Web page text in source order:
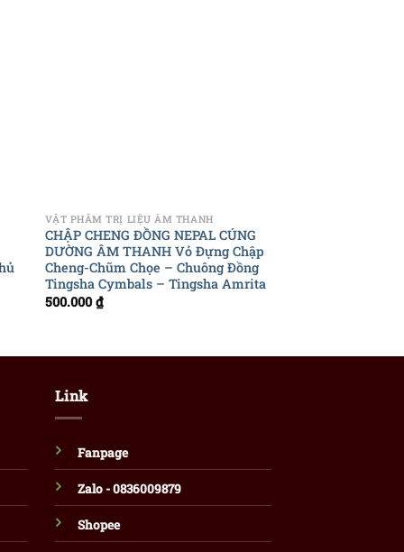
VẬT PHẨM TRỊ LIỆU ÂM THANH
CHẬP CHENG ĐỒNG NEPAL CÚNG
DƯỜNG ÂM THANH Vỏ Đựng Chập
Cheng-Chũm Chọe – Chuông Đồng
Tingsha Cymbals – Tingsha Amrita
500.000 ₫
Link
Fanpage
Zalo - 0836009879
Shopee